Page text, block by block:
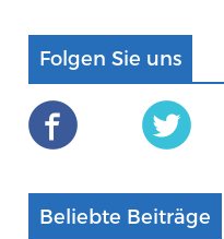
Folgen Sie uns
Beliebte Beiträge